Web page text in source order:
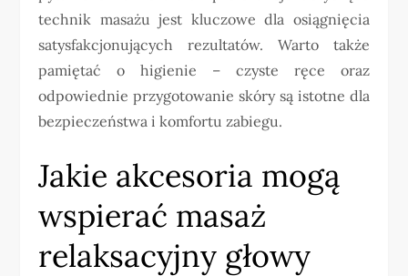
technik masażu jest kluczowe dla osiągnięcia
satysfakcjonujących rezultatów. Warto także
pamiętać o higienie – czyste ręce oraz
odpowiednie przygotowanie skóry są istotne dla
bezpieczeństwa i komfortu zabiegu.
Jakie akcesoria mogą
wspierać masaż
relaksacyjny głowy